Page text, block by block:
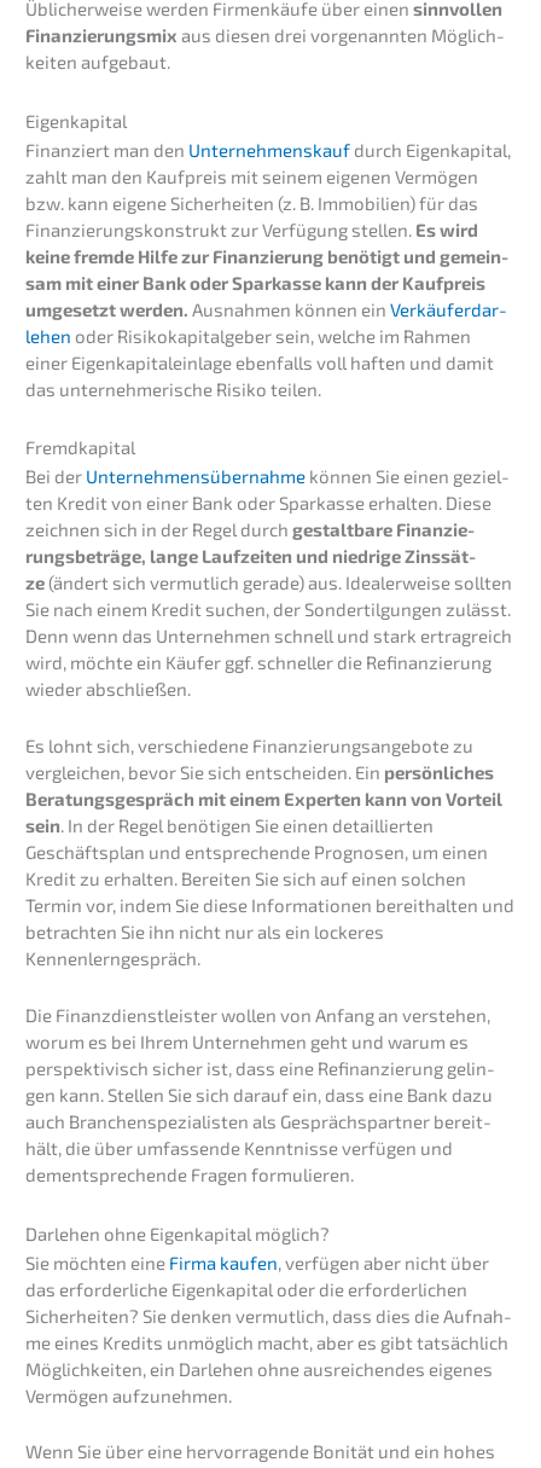
Üblicher­wei­se werden Firmen­käu­fe über einen sinnvol­len
Finan­zie­rungs­mix aus diesen drei vorge­nann­ten Möglich­
kei­ten aufgebaut.
Eigen­ka­pi­tal
Finan­ziert man den Unter­nehmens­kauf durch Eigen­ka­pi­tal,
zahlt man den Kaufpreis mit seinem eigenen Vermö­gen
bzw. kann eigene Sicher­hei­ten (z. B. Immobi­li­en) für das
Finan­zie­rungs­kon­strukt zur Verfü­gung stellen. Es wird
keine fremde Hilfe zur Finan­zie­rung benötigt und gemein­
sam mit einer Bank oder Sparkas­se kann der Kaufpreis
umgesetzt werden. Ausnah­men können ein Verkäu­fer­dar­
le­hen oder Risiko­ka­pi­tal­ge­ber sein, welche im Rahmen
einer Eigen­ka­pi­tal­ein­la­ge ebenfalls voll haften und damit
das unter­neh­me­ri­sche Risiko teilen.
Fremd­ka­pi­tal
Bei der Unter­neh­mens­über­nah­me können Sie einen geziel­
ten Kredit von einer Bank oder Sparkas­se erhal­ten. Diese
zeich­nen sich in der Regel durch gestalt­ba­re Finan­zie­
rungs­be­trä­ge, lange Laufzei­ten und niedri­ge Zinssät­
ze (ändert sich vermut­lich gerade) aus. Idealer­wei­se sollten
Sie nach einem Kredit suchen, der Sonder­til­gun­gen zulässt.
Denn wenn das Unter­neh­men schnell und stark ertrag­reich
wird, möchte ein Käufer ggf. schnel­ler die Refinan­zie­rung
wieder abschließen.
Es lohnt sich, verschie­de­ne Finan­zie­rungs­an­ge­bo­te zu
verglei­chen, bevor Sie sich entschei­den. Ein persön­li­ches
Beratungs­ge­spräch mit einem Exper­ten kann von Vorteil
sein. In der Regel benöti­gen Sie einen detail­lier­ten
Geschäfts­plan und entspre­chen­de Progno­sen, um einen
Kredit zu erhal­ten. Berei­ten Sie sich auf einen solchen
Termin vor, indem Sie diese Infor­ma­tio­nen bereit­hal­ten und
betrach­ten Sie ihn nicht nur als ein locke­res
Kennenlerngespräch.
Die Finanz­dienst­leis­ter wollen von Anfang an verste­hen,
worum es bei Ihrem Unter­neh­men geht und warum es
perspek­ti­visch sicher ist, dass eine Refinan­zie­rung gelin­
gen kann. Stellen Sie sich darauf ein, dass eine Bank dazu
auch Branchen­spe­zia­lis­ten als Gesprächs­part­ner bereit­
hält, die über umfas­sen­de Kennt­nis­se verfü­gen und
dementspre­chen­de Fragen formulieren.
Darle­hen ohne Eigen­ka­pi­tal möglich?
Sie möchten eine Firma kaufen , verfü­gen aber nicht über
das erfor­der­li­che Eigen­ka­pi­tal oder die erfor­der­li­chen
Sicher­hei­ten? Sie denken vermut­lich, dass dies die Aufnah­
me eines Kredits unmög­lich macht, aber es gibt tatsäch­lich
Möglich­kei­ten, ein Darle­hen ohne ausrei­chen­des eigenes
Vermö­gen aufzunehmen.
Wenn Sie über eine hervor­ra­gen­de Bonität und ein hohes